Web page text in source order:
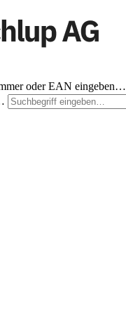
oder EAN eingeben…